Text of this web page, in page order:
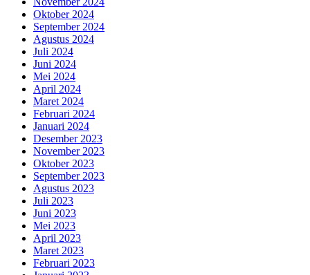
Oktober 2024
September 2024
Agustus 2024
Juli 2024
Juni 2024
Mei 2024
April 2024
Maret 2024
Februari 2024
Januari 2024
Desember 2023
November 2023
Oktober 2023
September 2023
Agustus 2023
Juli 2023
Juni 2023
Mei 2023
April 2023
Maret 2023
Februari 2023